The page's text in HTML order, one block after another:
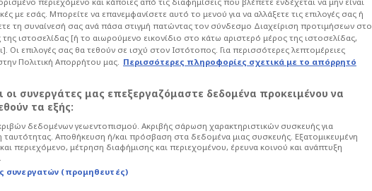
μόνο πράγμα που
- 10:07
ανάρτηση της ΚΑΕ Ολυμπιακός για
Εβάν Φουρνιέ.
με εσάς. Μπορείτε να επανεμφανίσετε αυτό το μενού για να αλλάξετε τις επιλογές σας ή
τη συναίνεσή σας ανά πάσα στιγμή πατώντας τον σύνδεσμο Διαχείριση προτιμήσεων στο
ιστοσελίδας [ή το αιωρούμενο εικονίδιο στο κάτω αριστερό μέρος της ιστοσελίδας,
Οι επιλογές σας θα τεθούν σε ισχύ στον Ιστότοπος. Για περισσότερες λεπτομέρειες
Πολιτική Απορρήτου μας. Περισσότερες πληροφορίες σχετικά με το απόρρητό
οι συνεργάτες μας επεξεργαζόμαστε δεδομένα προκειμένου να
τα εξής:
δεδομένων γεωεντοπισμού. Ακριβής σάρωση χαρακτηριστικών συσκευής για
ταυτότητας. Αποθήκευση ή/και πρόσβαση στα δεδομένα μιας συσκευής. Εξατομικευμένη
περιεχόμενο, μέτρηση διαφήμισης και περιεχομένου, έρευνα κοινού και ανάπτυξη
συνεργατών (προμηθευτές)